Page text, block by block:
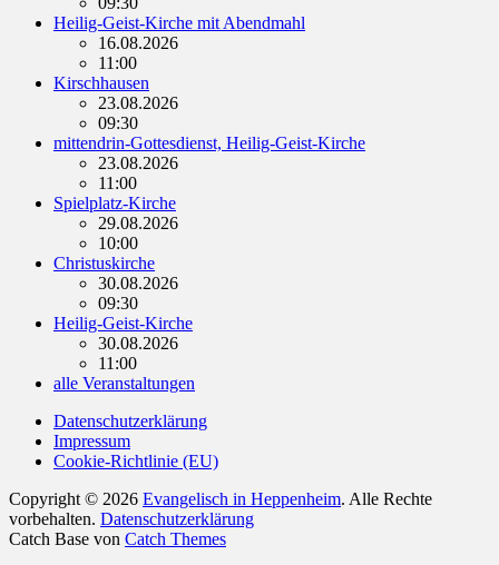
Heilig-Geist-Kirche mit Abendmahl
16.08.2026
11:00
Kirschhausen
23.08.2026
09:30
mittendrin-Gottesdienst, Heilig-Geist-Kirche
23.08.2026
11:00
Spielplatz-Kirche
29.08.2026
10:00
Christuskirche
30.08.2026
09:30
Heilig-Geist-Kirche
30.08.2026
11:00
alle Veranstaltungen
Datenschutzerklärung
Impressum
Cookie-Richtlinie (EU)
Copyright © 2026 Evangelisch in Heppenheim. Alle Rechte
vorbehalten. Datenschutzerklärung
Catch Base von Catch Themes